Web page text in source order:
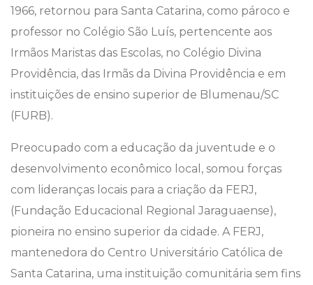
1966, retornou para Santa Catarina, como pároco e
professor no Colégio São Luís, pertencente aos
Irmãos Maristas das Escolas, no Colégio Divina
Providência, das Irmãs da Divina Providência e em
instituições de ensino superior de Blumenau/SC
(FURB).
Preocupado com a educação da juventude e o
desenvolvimento econômico local, somou forças
com lideranças locais para a criação da FERJ,
(Fundação Educacional Regional Jaraguaense),
pioneira no ensino superior da cidade. A FERJ,
mantenedora do Centro Universitário Católica de
Santa Catarina, uma instituição comunitária sem fins